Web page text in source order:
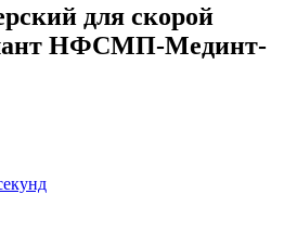
для скорой
НФСМП-Мединт-